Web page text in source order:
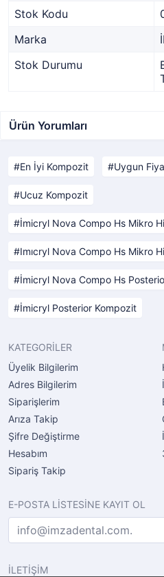
Stok Kodu
Marka
Stok Durumu
Ürün Yorumları
En İyi Kompozit Uygun
Ucuz Kompozit
İmicryl Nova Compo Hs Mikro
Imıcryl Nova Compo Hs Mikro
İmicryl Nova Compo Hs
İmicryl Posterior Kompozit
KATEGORİLER
Üyelik Bilgilerim
Adres Bilgilerim
Siparişlerim
Arıza Takip
Şifre Değiştirme
Hesabım
Sipariş Takip
E-POSTA LİSTESİNE KAYIT OL
İLETİŞİM